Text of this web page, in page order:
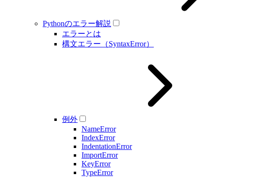
Pythonのエラー解説
エラーとは
構文エラー（SyntaxError）
例外
NameError
IndexError
IndentationError
ImportError
KeyError
TypeError